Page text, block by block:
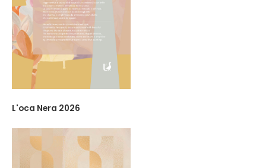
L'oca Nera 2026